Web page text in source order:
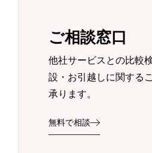
ご相談窓口
他社サービスとの比較
設・お引越しに関する
承ります。
無料で相談